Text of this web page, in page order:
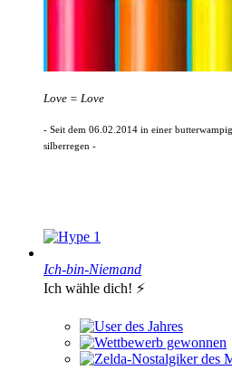
Love = Love
- Seit dem 06.02.2014 in einer
silberregen -
1
Ich-bin-Niemand
Ich wähle dich! ⚡️